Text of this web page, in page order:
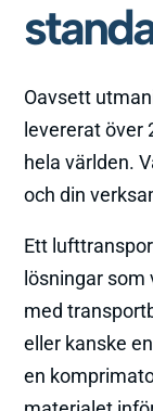
Oavsett
levererat över
hela världen.
och din
Ett
lösningar
med
eller kanske
en